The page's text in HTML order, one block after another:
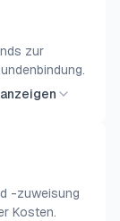
zur
-zuweisung
Kosten.